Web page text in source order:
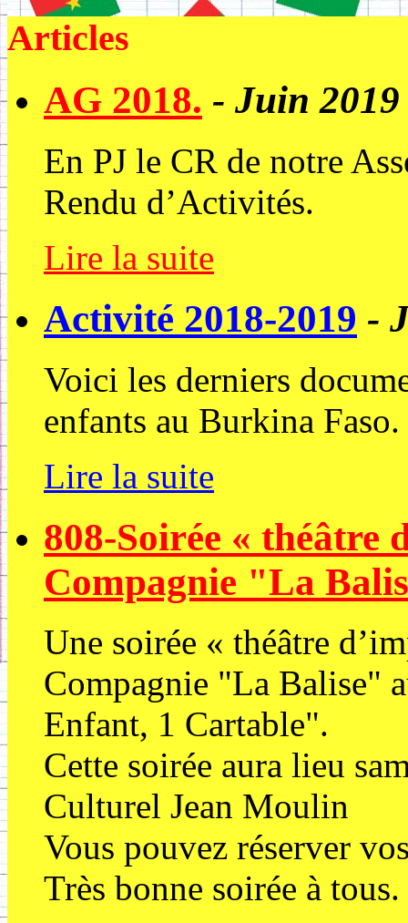
Articles
AG 2018. - Juin 2019
En PJ le CR de notre
Rendu d’Activités.
Lire la suite
Activité 2018-2019 -
Voici les derniers
enfants au Burkina Faso.
Lire la suite
808-Soirée « théâtre
Compagnie "La
Une soirée « théâtre
Compagnie "La Balise"
Enfant, 1 Cartable".
Cette soirée aura lieu
Culturel Jean Moulin
Vous pouvez réserver
Très bonne soirée à tous.